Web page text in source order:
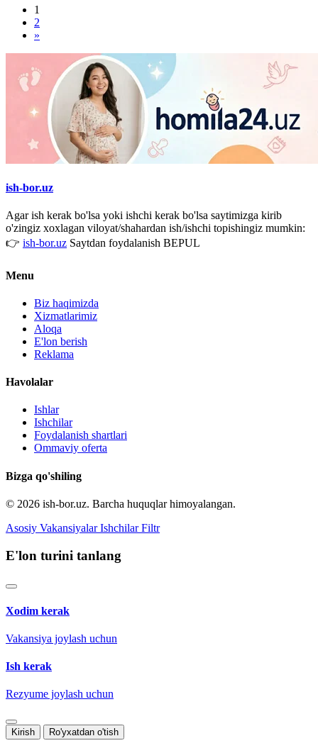
1
2
»
ish-bor.uz
Agar ish kerak bo'lsa yoki ishchi kerak bo'lsa saytimizga kirib
o'zingiz xoxlagan viloyat/shahardan ish/ishchi topishingiz mumkin:
👉 ish-bor.uz Saytdan foydalanish BEPUL
Menu
Biz haqimizda
Xizmatlarimiz
Aloqa
E'lon berish
Reklama
Havolalar
Ishlar
Ishchilar
Foydalanish shartlari
Ommaviy oferta
Bizga qo'shiling
© 2026 ish-bor.uz. Barcha huquqlar himoyalangan.
Asosiy Vakansiyalar Ishchilar Filtr
E'lon turini tanlang
Xodim kerak
Vakansiya joylash uchun
Ish kerak
Rezyume joylash uchun
Kirish Ro'yxatdan o'tish